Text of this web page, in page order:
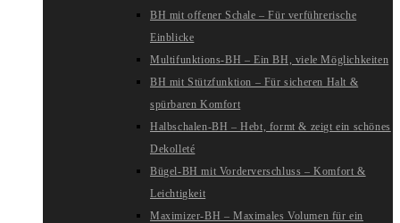
BH mit offener Schale – Für verführerische
Einblicke
Multifunktions-BH – Ein BH, viele Möglichkeiten
BH mit Stützfunktion – Für sicheren Halt &
spürbaren Komfort
Halbschalen-BH – Hebt, formt & zeigt ein schönes
Dekolleté
Bügel-BH mit Vorderverschluss – Komfort &
Leichtigkeit
Maximizer-BH – Maximales Volumen für ein